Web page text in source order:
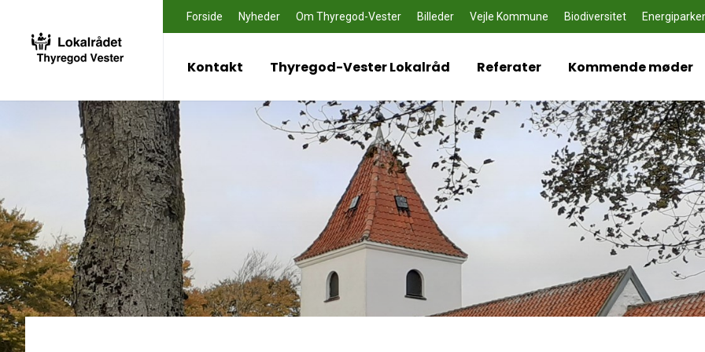
Forside Nyheder Om Thyregod-Vester Billeder Vejle Kommune Biodiversitet
Kontakt Thyregod-Vester Lokalråd Referater Kommende møder